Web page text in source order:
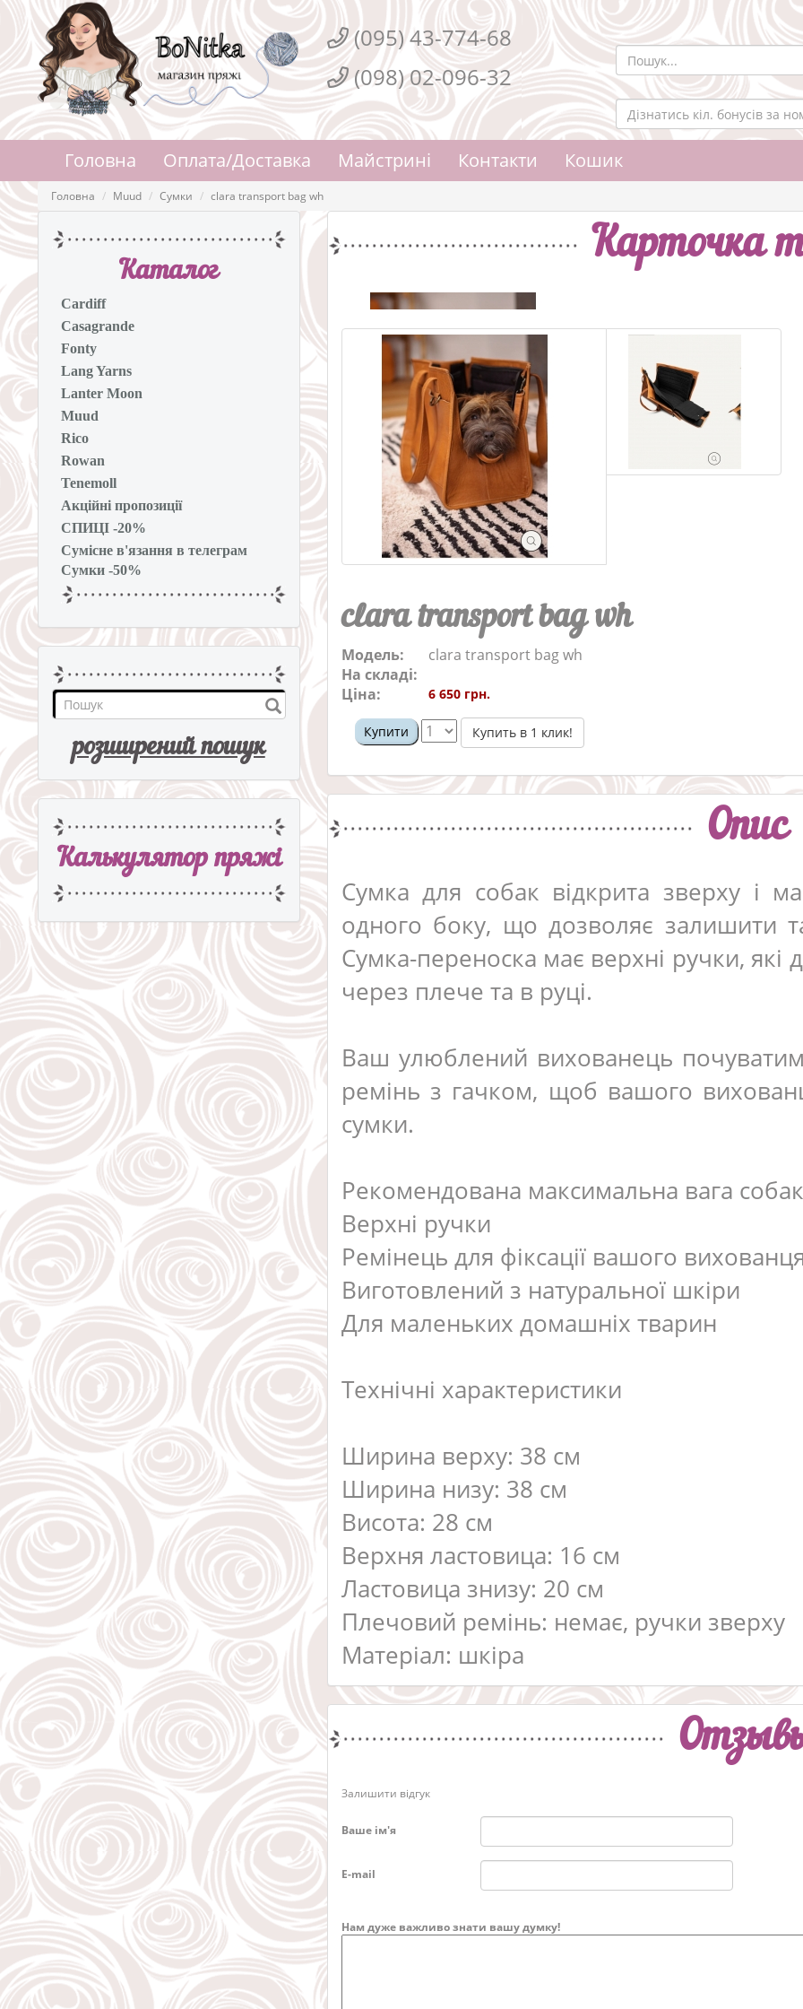
(095) 43-774-68
(098) 02-096-32
Головна Оплата/Доставка Майстрині Контакти Кошик
Головна Muud Сумки clara transport bag wh
Каталог
Cardiff
Casagrande
Fonty
Lang Yarns
Lanter Moon
Muud
Rico
Rowan
Tenemoll
Акційні пропозиції
СПИЦІ -20%
Сумісне в'язання в телеграм
Сумки -50%
розширений пошук
Калькулятор пряжi
Карточка
clara transport bag wh
Модель:
clara transport bag wh
На складі:
Ціна:
6 650 грн.
Купити Купить в 1 клик!
Опис
Сумка для собак відкрита зверху і
одного боку, що дозволяє залишити
Сумка-переноска має верхні ручки, які
через плече та в руці.
Ваш улюблений вихованець
ремінь з гачком, щоб вашого
сумки.
Рекомендована максимальна вага
Верхні ручки
Ремінець для фіксації вашого
Виготовлений з натуральної шкіри
Для маленьких домашніх тварин
Технічні характеристики
Ширина верху: 38 см
Ширина низу: 38 см
Висота: 28 см
Верхня ластовица: 16 см
Ластовица знизу: 20 см
Плечовий ремінь: немає, ручки зверху
Матеріал: шкіра
Залишити відгук
Ваше ім'я
E-mail
Нам дуже важливо знати вашу думку!